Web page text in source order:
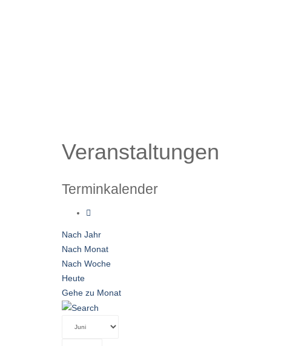
Veranstaltungen
Terminkalender
Nach Jahr
Nach Monat
Nach Woche
Heute
Gehe zu Monat